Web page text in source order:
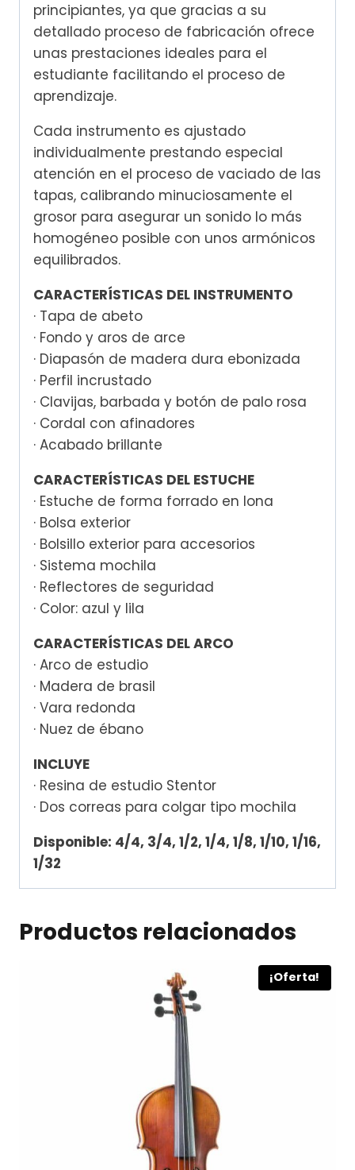
principiantes, ya que gracias a su
detallado proceso de fabricación ofrece
unas prestaciones ideales para el
estudiante facilitando el proceso de
aprendizaje.
Cada instrumento es ajustado
individualmente prestando especial
atención en el proceso de vaciado de las
tapas, calibrando minuciosamente el
grosor para asegurar un sonido lo más
homogéneo posible con unos armónicos
equilibrados.
CARACTERÍSTICAS DEL INSTRUMENTO
· Tapa de abeto
· Fondo y aros de arce
· Diapasón de madera dura ebonizada
· Perfil incrustado
· Clavijas, barbada y botón de palo rosa
· Cordal con afinadores
· Acabado brillante
CARACTERÍSTICAS DEL ESTUCHE
· Estuche de forma forrado en lona
· Bolsa exterior
· Bolsillo exterior para accesorios
· Sistema mochila
· Reflectores de seguridad
· Color: azul y lila
CARACTERÍSTICAS DEL ARCO
· Arco de estudio
· Madera de brasil
· Vara redonda
· Nuez de ébano
INCLUYE
· Resina de estudio Stentor
· Dos correas para colgar tipo mochila
Disponible: 4/4, 3/4, 1/2, 1/4, 1/8, 1/10, 1/16,
1/32
Productos relacionados
¡Oferta!